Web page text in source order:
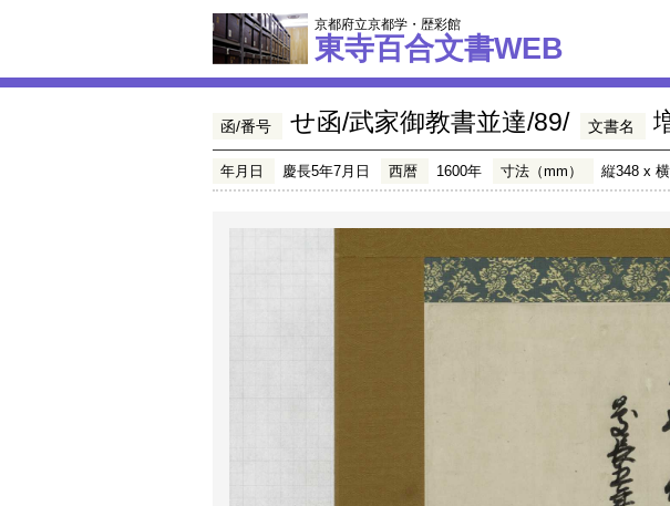
京都府立京都学・歴彩館
東寺百合文書WEB
函/番号 せ函/武家御教書並達/89/ 文書名
年月日 慶長5年7月日 西暦 1600年 寸法（mm） 縦348 x